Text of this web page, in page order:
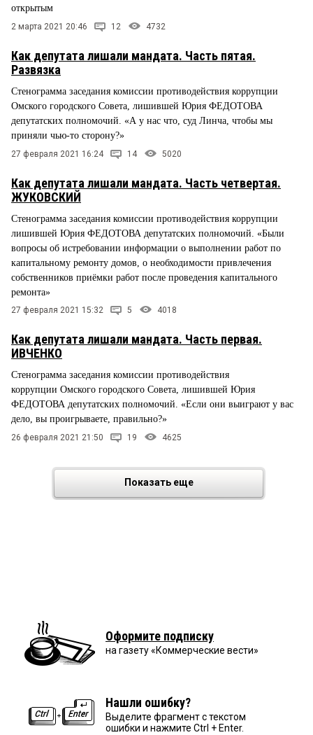
открытым
2 марта 2021 20:46 12 4732
Как депутата лишали мандата. Часть пятая.
Развязка
Стенограмма заседания комиссии противодействия коррупции
Омского городского Совета, лишившей Юрия ФЕДОТОВА
депутатских полномочий. «А у нас что, суд Линча, чтобы мы
приняли чью-то сторону?»
27 февраля 2021 16:24 14 5020
Как депутата лишали мандата. Часть четвертая.
ЖУКОВСКИЙ
Стенограмма заседания комиссии противодействия коррупции
лишившей Юрия ФЕДОТОВА депутатских полномочий. «Были
вопросы об истребовании информации о выполнении работ по
капитальному ремонту домов, о необходимости привлечения
собственников приёмки работ после проведения капитального
ремонта»
27 февраля 2021 15:32 5 4018
Как депутата лишали мандата. Часть первая.
ИВЧЕНКО
Стенограмма заседания комиссии противодействия
коррупции Омского городского Совета, лишившей Юрия
ФЕДОТОВА депутатских полномочий. «Если они выиграют у вас
дело, вы проигрываете, правильно?»
26 февраля 2021 21:50 19 4625
Показать еще
Оформите подписку
на газету «Коммерческие вести»
Нашли ошибку?
Выделите фрагмент с текстом
ошибки и нажмите Ctrl + Enter.